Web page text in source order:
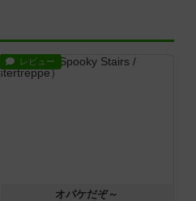
レビュー
オバケだぞ～